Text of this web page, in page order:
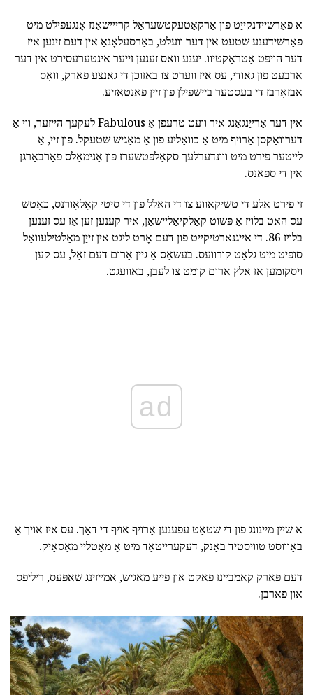
א פאַרשיידנקייַט פון אַרקאַטעקטשעראַל קרייישאַנז אָנגעפילט מיט
פאַרשידענע שטעט אין דער וועלט, באַרסעלאָנאַ אין דעם זינען איז
דער הויפּט אַטראַקטיוו. יענע וואס זענען זייער אינטערעסירט אין דער
אַרבעט פון גאַודי, עס איז ווערט צו באַזוכן די גאנצע פּאַרק, וואָס
אַבזאָרבז די בעסטער ביישפילן פון זייַן פאַנטאַזיע.
אין דער אַרייַנגאַנג איר וועט טרעפן אַ Fabulous לעקעך הייזער, ווי אַ
דערוואַקסן אַרויף מיט אַ כוואַליע פון אַ מאַגיש שטעקל. פון זיי, אַ
לייטער פירט מיט ווונדערלעך סקאַלפּטשערז פון אַנימאַלס פאַרבאָרגן
אין די ספּאַנס.
זי פירט אַלע די טשיקאַווע צו די האַלל פון די סיטי קאָלאָורנס, כאָטש
עס האט בלויז אַ פּשוט קאַלקיאַליישאַן, איר קענען זען אַז עס זענען
בלויז 86. די אייגנארטיקייט פון דעם אָרט ליגט אין זייַן מאַלטילעוואַל
סופיט מיט גלאַט קורוועס. בעשאַס אַ גיין אַרום דעם זאַל, עס קען
ויסקומען אַז אַלץ אַרום קומט צו לעבן, באוועגט.
ad
א שיין מיינונג פון די שטאָט עפענען אַרויף אויף די דאַך. עס איז אויך אַ
באַוווסט טוויסטיד באַנק, דעקערייטאַד מיט אַ מאָטליי מאָסאַיק.
דעם פּאַרק קאַמביינז פאַקט און פייע מאַגיש, אַמייזינג שאַפּעס, ריליפס
און פארבן.